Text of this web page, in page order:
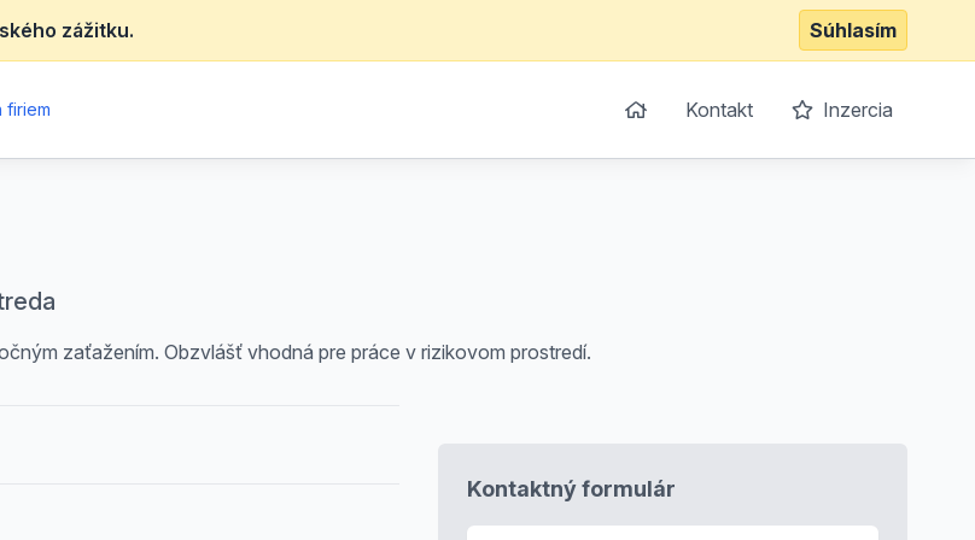
zážitku. Súhlasím
firiem Kontakt Inzercia
zaťažením. Obzvlášť vhodná pre práce v rizikovom prostredí.
Kontaktný formulár